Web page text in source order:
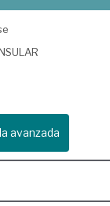
avanzada